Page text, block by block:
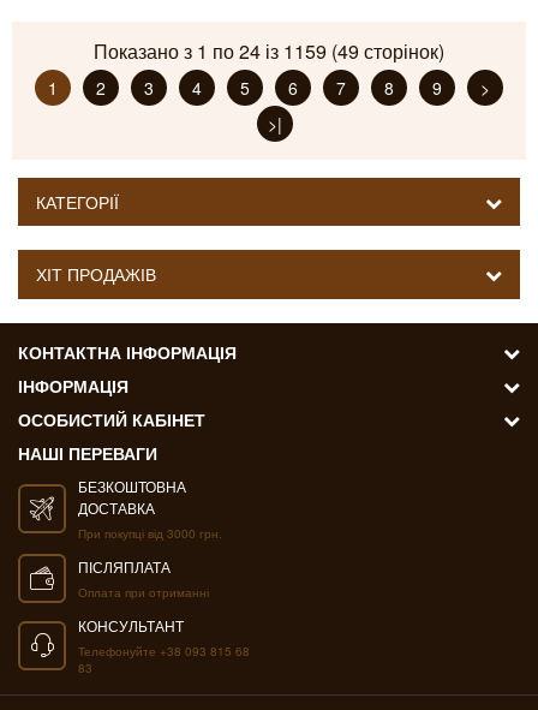
Показано з 1 по 24 із 1159 (49 сторінок)
1 2 3 4 5 6 7 8 9
>
>|
КАТЕГОРІЇ
ХІТ ПРОДАЖІВ
КОНТАКТНА ІНФОРМАЦІЯ
ІНФОРМАЦІЯ
ОСОБИСТИЙ КАБІНЕТ
НАШІ ПЕРЕВАГИ
БЕЗКОШТОВНА
ДОСТАВКА
При покупці від 3000 грн.
ПІСЛЯПЛАТА
Оплата при отриманні
КОНСУЛЬТАНТ
Телефонуйте +38 093 815 68
83